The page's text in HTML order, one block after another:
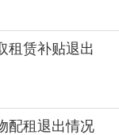
租赁补贴退出
配租退出情况